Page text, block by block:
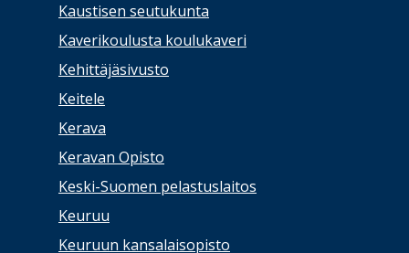
Kaustisen seutukunta
Kaverikoulusta koulukaveri
Kehittäjäsivusto
Keitele
Kerava
Keravan Opisto
Keski-Suomen pelastuslaitos
Keuruu
Keuruun kansalaisopisto